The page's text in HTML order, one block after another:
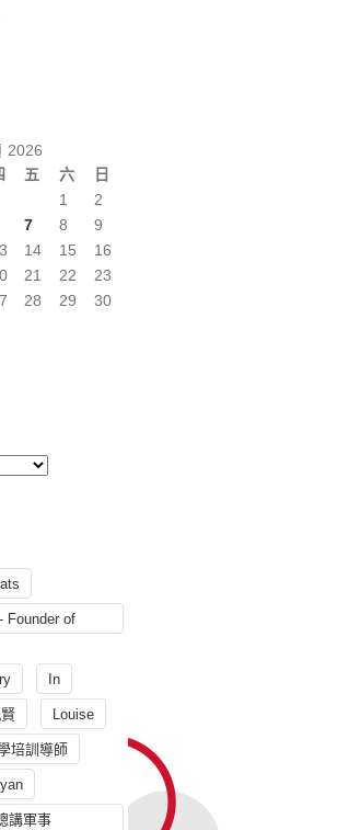
2026
五 六 日
1
2
7 8
9
14 15
16
21 22
23
28 29
30
Founder of
In
Louise
培訓導師
講軍事